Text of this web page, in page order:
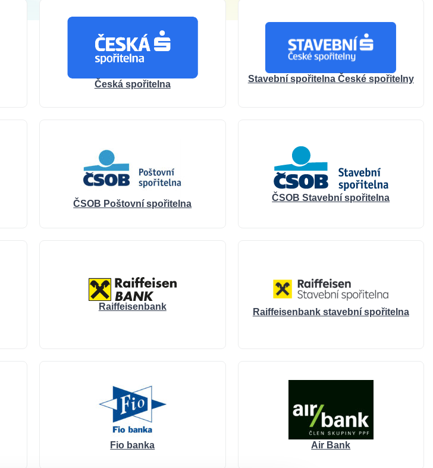
Česká spořitelna
Stavební spořitelna České spořitelny
ČSOB Poštovní spořitelna
ČSOB Stavební spořitelna
Raiffeisenbank
Raiffeisenbank stavební spořitelna
Fio banka
Air Bank